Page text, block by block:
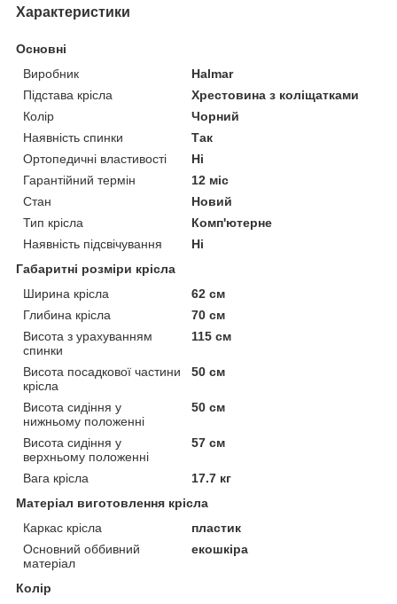
Характеристики
Основні
Виробник
Halmar
Підстава крісла
Хрестовина з коліщатками
Колір
Чорний
Наявність спинки
Так
Ортопедичні властивості
Ні
Гарантійний термін
12 міс
Стан
Новий
Тип крісла
Комп'ютерне
Наявність підсвічування
Ні
Габаритні розміри крісла
Ширина крісла
62 см
Глибина крісла
70 см
Висота з урахуванням
спинки
115 см
Висота посадкової частини
крісла
50 см
Висота сидіння у
нижньому положенні
50 см
Висота сидіння у
верхньому положенні
57 см
Вага крісла
17.7 кг
Матеріал виготовлення крісла
Каркас крісла
пластик
Основний оббивний
матеріал
екошкіра
Колір